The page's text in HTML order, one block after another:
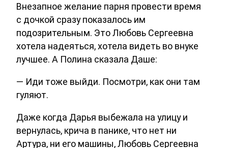
Внезапное желание парня провести время
с дочкой сразу показалось им
подозрительным. Это Любовь Сергеевна
хотела надеяться, хотела видеть во внуке
лучшее. А Полина сказала Даше:
— Иди тоже выйди. Посмотри, как они там
гуляют.
Даже когда Дарья выбежала на улицу и
вернулась, крича в панике, что нет ни
Артура, ни его машины, Любовь Сергеевна